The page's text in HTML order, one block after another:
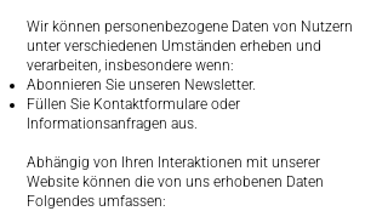
Wir können personenbezogene Daten von Nutzern
unter verschiedenen Umständen erheben und
verarbeiten, insbesondere wenn:
Abonnieren Sie unseren Newsletter.
Füllen Sie Kontaktformulare oder
Informationsanfragen aus.
Abhängig von Ihren Interaktionen mit unserer
Website können die von uns erhobenen Daten
Folgendes umfassen: